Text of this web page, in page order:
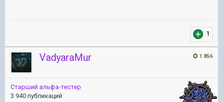
1
1 856
VadyaraMur
Старший альфа-тестер
3 940 публикаций